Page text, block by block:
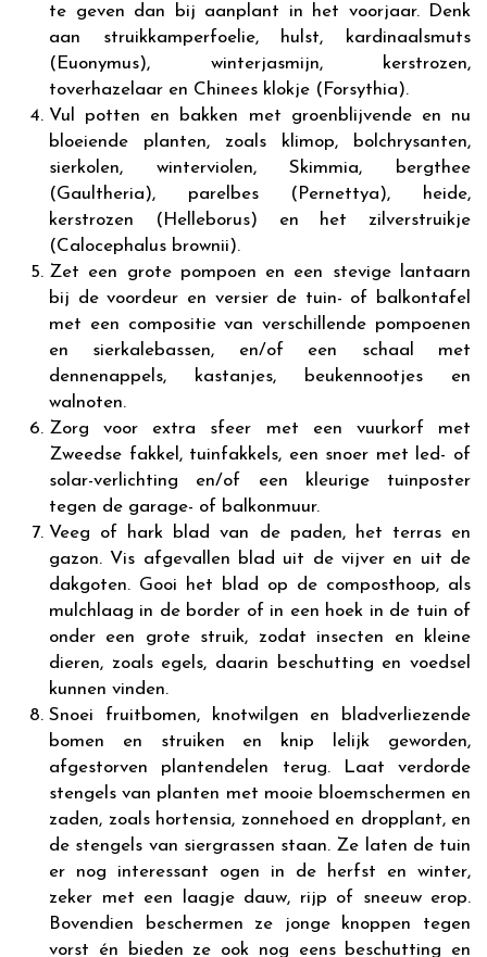
te geven dan bij aanplant in het voorjaar. Denk
aan struikkamperfoelie, hulst, kardinaalsmuts
(Euonymus), winterjasmijn, kerstrozen,
toverhazelaar en Chinees klokje (Forsythia).
Vul potten en bakken met groenblijvende en nu
bloeiende planten, zoals klimop, bolchrysanten,
sierkolen, winterviolen, Skimmia, bergthee
(Gaultheria), parelbes (Pernettya), heide,
kerstrozen (Helleborus) en het zilverstruikje
(Calocephalus brownii).
Zet een grote pompoen en een stevige lantaarn
bij de voordeur en versier de tuin- of balkontafel
met een compositie van verschillende pompoenen
en sierkalebassen, en/of een schaal met
dennenappels, kastanjes, beukennootjes en
walnoten.
Zorg voor extra sfeer met een vuurkorf met
Zweedse fakkel, tuinfakkels, een snoer met led- of
solar-verlichting en/of een kleurige tuinposter
tegen de garage- of balkonmuur.
Veeg of hark blad van de paden, het terras en
gazon. Vis afgevallen blad uit de vijver en uit de
dakgoten. Gooi het blad op de composthoop, als
mulchlaag in de border of in een hoek in de tuin of
onder een grote struik, zodat insecten en kleine
dieren, zoals egels, daarin beschutting en voedsel
kunnen vinden.
Snoei fruitbomen, knotwilgen en bladverliezende
bomen en struiken en knip lelijk geworden,
afgestorven plantendelen terug. Laat verdorde
stengels van planten met mooie bloemschermen en
zaden, zoals hortensia, zonnehoed en dropplant, en
de stengels van siergrassen staan. Ze laten de tuin
er nog interessant ogen in de herfst en winter,
zeker met een laagje dauw, rijp of sneeuw erop.
Bovendien beschermen ze jonge knoppen tegen
vorst én bieden ze ook nog eens beschutting en